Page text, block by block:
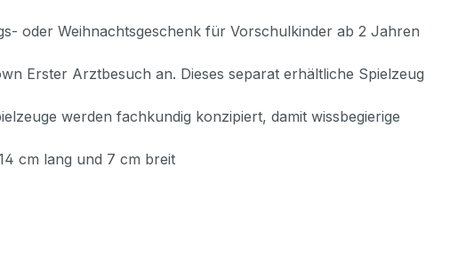
oder Weihnachtsgeschenk für Vorschulkinder ab 2 Jahren
Erster Arztbesuch an. Dieses separat erhältliche Spielzeug
werden fachkundig konzipiert, damit wissbegierige
cm lang und 7 cm breit